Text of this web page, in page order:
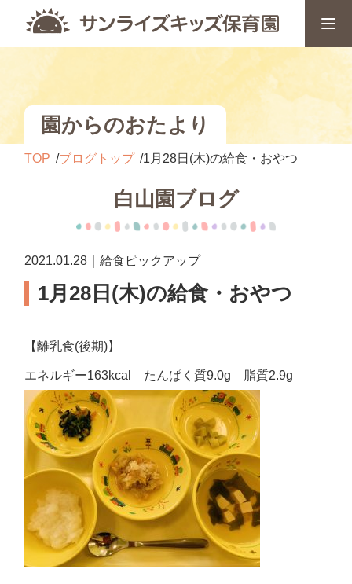
園からのおたより
TOP ブログトップ 1月28日(木)の給食・おやつ
白山園ブログ
2021.01.28｜給食ピックアップ
1月28日(木)の給食・おやつ
【離乳食(後期)】
エネルギー163kcal たんぱく質9.0g 脂質2.9g